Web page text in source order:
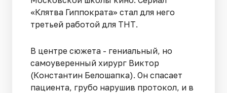
«Клятва Гиппократа» стал для него
третьей работой для ТНТ.
В центре сюжета - гениальный, но
самоуверенный хирург Виктор
(Константин Белошапка). Он спасает
пациента, грубо нарушив протокол, и в